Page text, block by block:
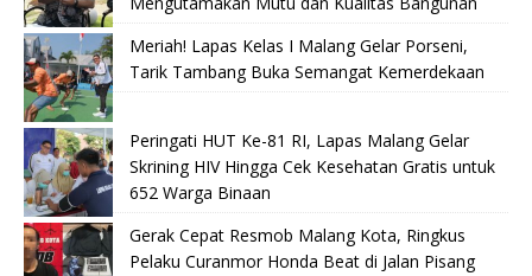
Meriah! Lapas Kelas I Malang Gelar Porseni,
Tarik Tambang Buka Semangat Kemerdekaan
Peringati HUT Ke-81 RI, Lapas Malang Gelar
Skrining HIV Hingga Cek Kesehatan Gratis untuk
652 Warga Binaan
Gerak Cepat Resmob Malang Kota, Ringkus
Pelaku Curanmor Honda Beat di Jalan Pisang